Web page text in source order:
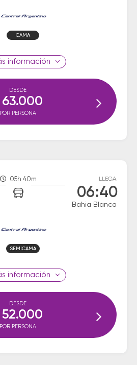
CAMA
información
DESDE
63.000
POR PERSONA
05h 40m LLEGA
06:40
Bahia Blanca
SEMICAMA
información
DESDE
52.000
POR PERSONA